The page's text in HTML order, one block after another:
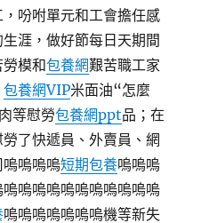
吩咐單元和工會擔任感
涯，做好節每日天期間
勞模和包養網艱苦職工家
包養網VIP米面油“怎麼
等慰勞包養網ppt品；在
了快遞員、外賣員、網
嗚嗚嗚嗚短期包養嗚嗚嗚
嗚嗚嗚嗚嗚嗚嗚嗚嗚嗚
嗚嗚嗚嗚嗚嗚嗚機等新失